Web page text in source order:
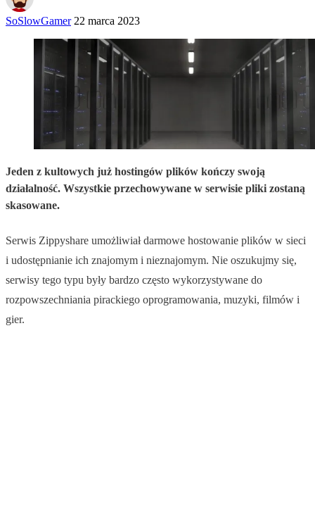
SoSlowGamer 22 marca 2023
Jeden z kultowych już hostingów plików kończy swoją
działalność. Wszystkie przechowywane w serwisie pliki zostaną
skasowane.
Serwis Zippyshare umożliwiał darmowe hostowanie plików w sieci
i udostępnianie ich znajomym i nieznajomym. Nie oszukujmy się,
serwisy tego typu były bardzo często wykorzystywane do
rozpowszechniania pirackiego oprogramowania, muzyki, filmów i
gier.